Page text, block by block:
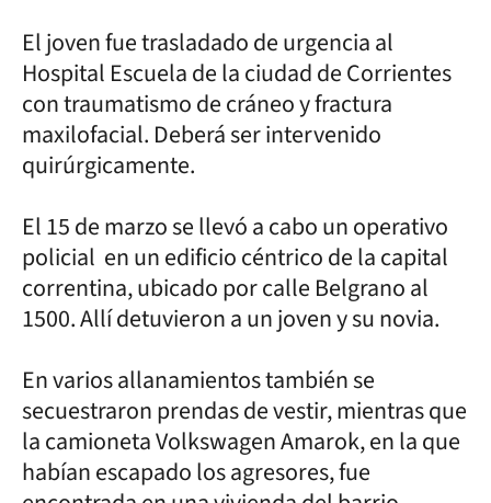
El joven fue trasladado de urgencia al
Hospital Escuela de la ciudad de Corrientes
con traumatismo de cráneo y fractura
maxilofacial. Deberá ser intervenido
quirúrgicamente.
El 15 de marzo se llevó a cabo un operativo
policial en un edificio céntrico de la capital
correntina, ubicado por calle Belgrano al
1500. Allí detuvieron a un joven y su novia.
En varios allanamientos también se
secuestraron prendas de vestir, mientras que
la camioneta Volkswagen Amarok, en la que
habían escapado los agresores, fue